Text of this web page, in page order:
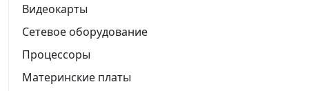
Видеокарты
Сетевое оборудование
Процессоры
Материнские платы